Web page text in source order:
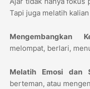
Tapi juga melatih
Mengembangkan
melompat, berlari,
Melatih Emosi dan
berteman, atau